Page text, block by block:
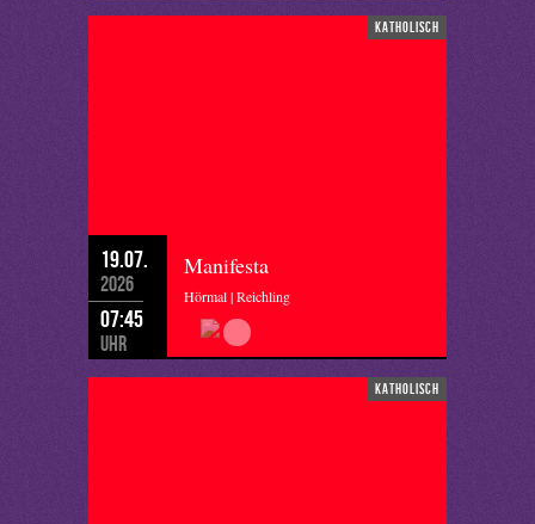
katholisch
19.07.
2026
07:45
Uhr
Manifesta
Hörmal | Reichling
katholisch